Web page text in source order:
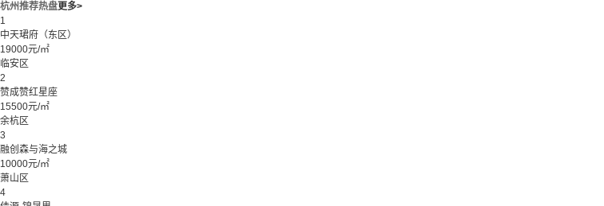
杭州推荐热盘更多>
1
中天珺府（东区）
19000元/㎡
临安区
2
赞成赞红星座
15500元/㎡
余杭区
3
融创森与海之城
10000元/㎡
萧山区
4